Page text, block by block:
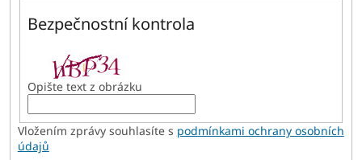
Bezpečnostní kontrola
Opište text z obrázku
Vložením zprávy souhlasíte s podmínkami ochrany osobních
údajů